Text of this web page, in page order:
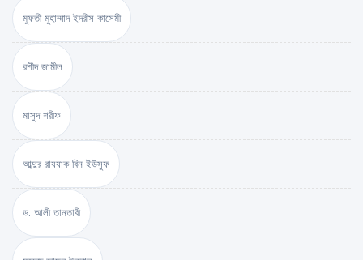
মুফতী মুহাম্মাদ ইদরীস কাসেমী
রশীদ জামীল
মাসুদ শরীফ
আব্দুর রাযযাক বিন ইউসুফ
ড. আলী তানতাবী